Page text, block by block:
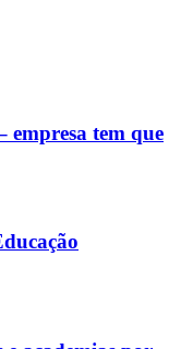
tem que